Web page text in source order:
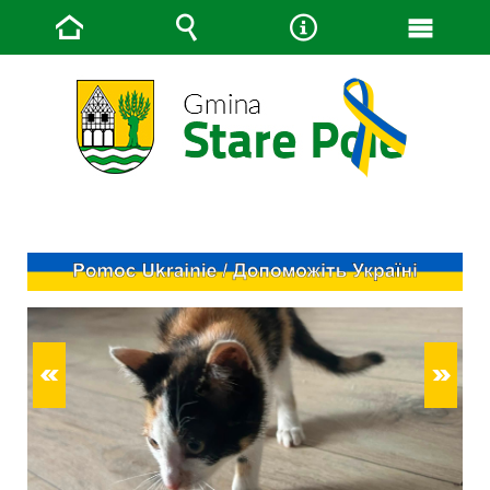
Strona
główna
WyszukiwarkaNarzędziaMenu